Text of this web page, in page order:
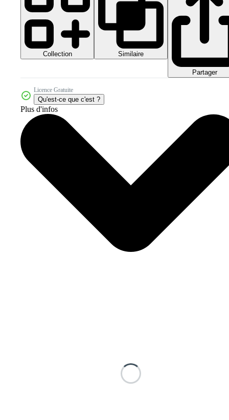
Collection Similaire
Partager
Licence Gratuite
Qu'est-ce que c'est ?
Plus d'infos